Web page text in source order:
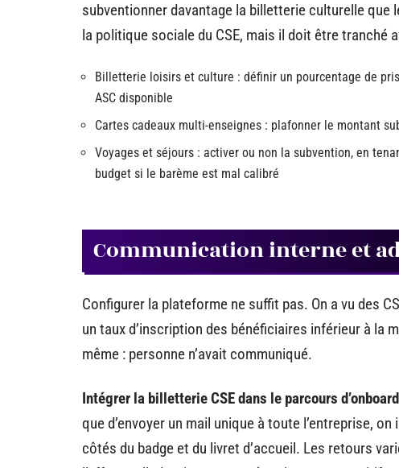
subventionner davantage la billetterie culturelle que
la politique sociale du CSE, mais il doit être tranché
Billetterie loisirs et culture : définir un pourcentage de
ASC disponible
Cartes cadeaux multi-enseignes : plafonner le montant
Voyages et séjours : activer ou non la subvention, en
budget si le barème est mal calibré
Communication interne et
Configurer la plateforme ne suffit pas. On a vu des
un taux d’inscription des bénéficiaires inférieur à
même : personne n’avait communiqué.
Intégrer la billetterie CSE dans le parcours
que d’envoyer un mail unique à toute l’entreprise,
côtés du badge et du livret d’accueil. Les retours